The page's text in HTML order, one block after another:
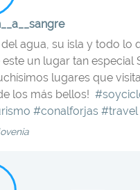
agua, su isla y todo lo
este un lugar tan especial
lugares que
los más bellos!
#conalforjas #travel